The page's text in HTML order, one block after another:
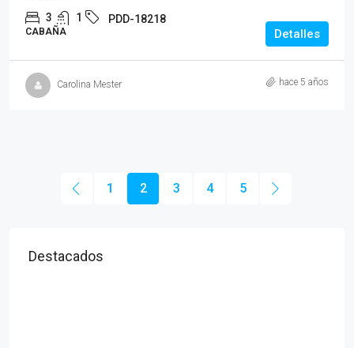
3 1 PDD-18218
CABAÑA Detalles
Carolina Mester hace 5 años
1 2 3 4 5
Destacados